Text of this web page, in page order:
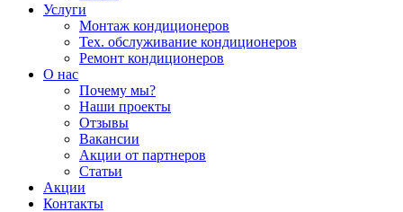
Услуги
Монтаж кондиционеров
Тех. обслуживание кондиционеров
Ремонт кондиционеров
О нас
Почему мы?
Наши проекты
Отзывы
Вакансии
Акции от партнеров
Статьи
Акции
Контакты